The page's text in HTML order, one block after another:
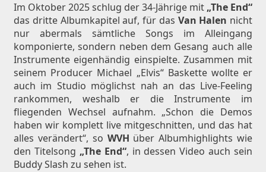
Im Oktober 2025 schlug der 34-Jährige mit „The End“
das dritte Albumkapitel auf, für das Van Halen nicht
nur abermals sämtliche Songs im Alleingang
komponierte, sondern neben dem Gesang auch alle
Instrumente eigenhändig einspielte. Zusammen mit
seinem Producer Michael „Elvis“ Baskette wollte er
auch im Studio möglichst nah an das Live-Feeling
rankommen, weshalb er die Instrumente im
fliegenden Wechsel aufnahm. „Schon die Demos
haben wir komplett live mitgeschnitten, und das hat
alles verändert“, so WVH über Albumhighlights wie
den Titelsong „The End“, in dessen Video auch sein
Buddy Slash zu sehen ist.